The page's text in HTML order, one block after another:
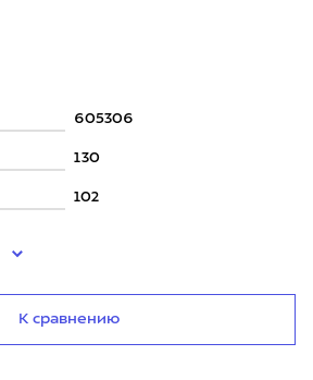
605306
130
102
К сравнению